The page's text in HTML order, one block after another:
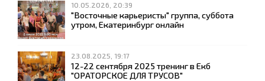
10.05.2026, 20:39
"Восточные карьеристы" группа, суббота
утром, Екатеринбург онлайн
23.08.2025, 19:17
12-22 сентября 2025 тренинг в Екб
"ОРАТОРСКОЕ ДЛЯ ТРУСОВ"